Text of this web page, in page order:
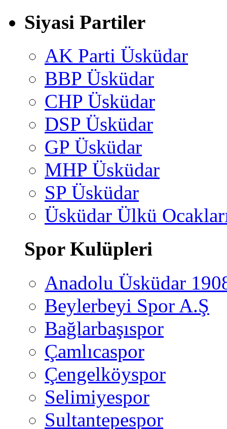
Siyasi Partiler
AK Parti Üsküdar
BBP Üsküdar
CHP Üsküdar
DSP Üsküdar
GP Üsküdar
MHP Üsküdar
SP Üsküdar
Üsküdar Ülkü
Spor Kulüpleri
Anadolu Üsküdar
Beylerbeyi Spor A.Ş
Bağlarbaşıspor
Çamlıcaspor
Çengelköyspor
Selimiyespor
Sultantepespor